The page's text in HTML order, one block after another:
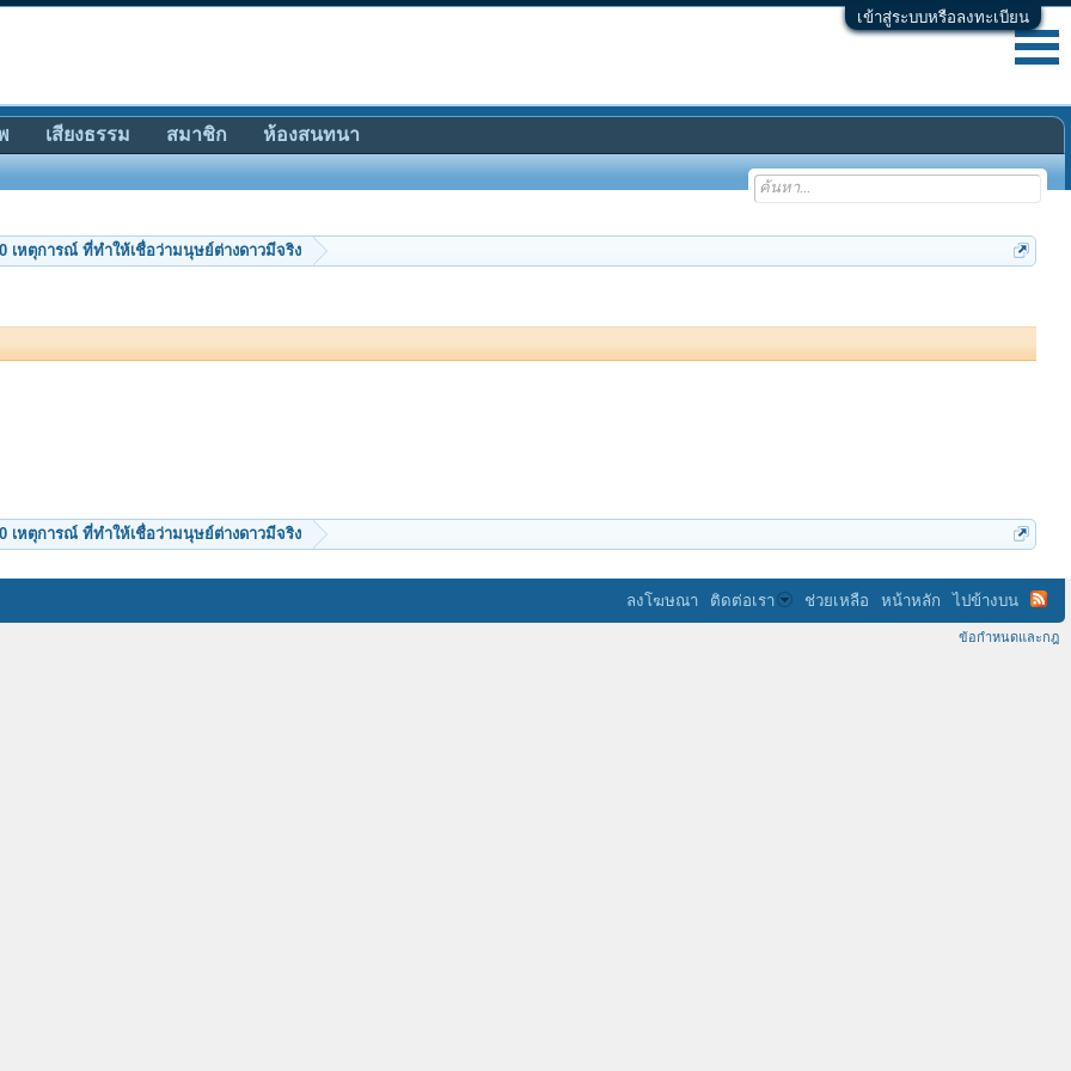
เข้าสู่ระบบหรือลงทะเบียน
เหตุการณ์ ที่ทำให้เชื่อว่ามนุษย์ต่างดาวมีจริง
เหตุการณ์ ที่ทำให้เชื่อว่ามนุษย์ต่างดาวมีจริง
เสียงธรรม สมาชิก ห้องสนทนา
ลงโฆษณา ติดต่อเรา ช่วยเหลือ หน้าหลัก ไปข้างบน
ข้อกำหนดและกฎ